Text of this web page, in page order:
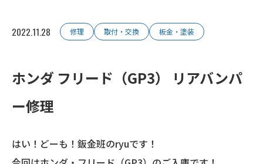
2022.11.28 修理 取付・交換 板金・塗装
ホンダ フリード（GP3） リアバンパ
ー修理
はい！どーも！鈑金班のryuです！